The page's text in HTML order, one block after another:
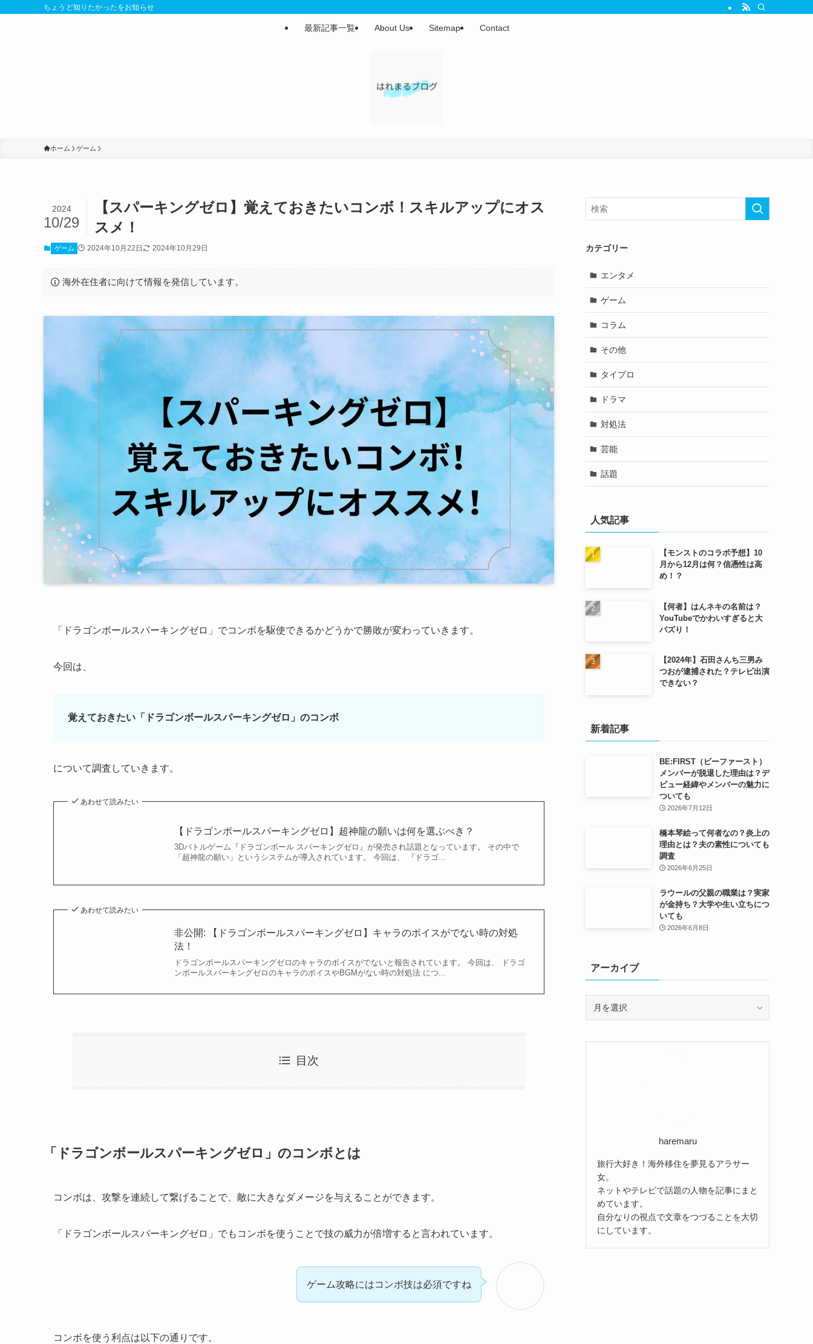
ちょうど知りたかったをお知らせ
最新記事一覧 About Us Sitemap Contact
ホーム ゲーム
【スパーキングゼロ】覚えておきたいコンボ！スキルアップにオス
スメ！
2024
10/29
ゲーム 2024年10月22日 2024年10月29日
海外在住者に向けて情報を発信しています。
「ドラゴンボールスパーキングゼロ」でコンボを駆使できるかどうかで勝敗が変わっていきます。
今回は、
覚えておきたい「ドラゴンボールスパーキングゼロ」のコンボ
について調査していきます。
あわせて読みたい
【ドラゴンボールスパーキングゼロ】超神龍の願いは何を選ぶべき？
3Dバトルゲーム『ドラゴンボール スパーキングゼロ』が発売され話題となっています。 その中で
「超神龍の願い」というシステムが導入されています。 今回は、 『ドラゴ...
あわせて読みたい
非公開: 【ドラゴンボールスパーキングゼロ】キャラのボイスがでない時の対処
法！
ドラゴンボールスパーキングゼロのキャラのボイスがでないと報告されています。 今回は、 ドラゴ
ンボールスパーキングゼロのキャラのボイスやBGMがない時の対処法 につ...
目次
「ドラゴンボールスパーキングゼロ」のコンボとは
コンボは、攻撃を連続して繋げることで、敵に大きなダメージを与えることができます。
「 ドラゴンボールスパーキングゼロ」でもコンボを使うことで技の威力が倍増すると言われています。
ゲーム攻略にはコンボ技は必須ですね
コンボを使う利点は以下の通りです。
カテゴリー
エンタメ
ゲーム
コラム
その他
タイプロ
ドラマ
対処法
芸能
話題
人気記事
【モンストのコラボ予想】10
月から12月は何？信憑性は高
め！？
【何者】はんネキの名前は？
YouTubeでかわいすぎると大
バズり！
【2024年】石田さんち三男み
つおが逮捕された？テレビ出演
できない？
新着記事
BE:FIRST（ビーファースト）
メンバーが脱退した理由は？デ
ビュー経緯やメンバーの魅力に
ついても
2026年7月12日
橋本琴絵って何者なの？炎上の
理由とは？夫の素性についても
調査
2026年6月25日
ラウールの父親の職業は？実家
が金持ち？大学や生い立ちにつ
いても
2026年6月8日
アーカイブ
イ
haremaru
旅行大好き！海外移住を夢見るアラサー
女。
ネットやテレビで話題の人物を記事にまと
めています。
自分なりの視点で文章をつづることを大切
にしています。